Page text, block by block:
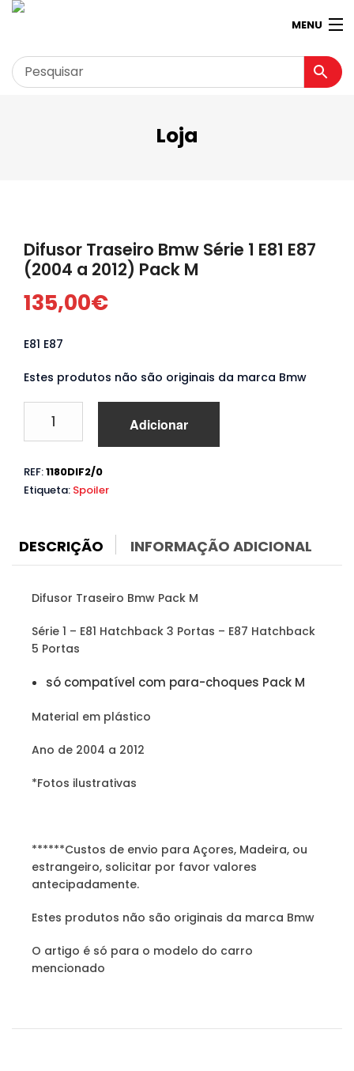
MENU
Garagem
Loja Virtual 360º
Loja
Difusor Traseiro Bmw Série 1 E81 E87
(2004 a 2012) Pack M
135,00€
E81 E87
Estes produtos não são originais da marca Bmw
Difusor
Bmw
Série
E87
2012)
Adicionar
REF:1180DIF2/0
Etiqueta: Spoiler
DESCRIÇÃO INFORMAÇÃO ADICIONAL
Difusor Traseiro Bmw Pack M
Série 1 – E81 Hatchback 3 Portas – E87 Hatchback
5 Portas
só compatível com para-choques Pack M
Material em plástico
Ano de 2004 a 2012
*Fotos ilustrativas
******Custos de envio para Açores, Madeira, ou
estrangeiro, solicitar por favor valores
antecipadamente.
Estes produtos não são originais da marca Bmw
O artigo é só para o modelo do carro
mencionado